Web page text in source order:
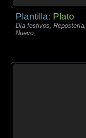
Plantilla: Plato
Día festivos,
Nuevo,